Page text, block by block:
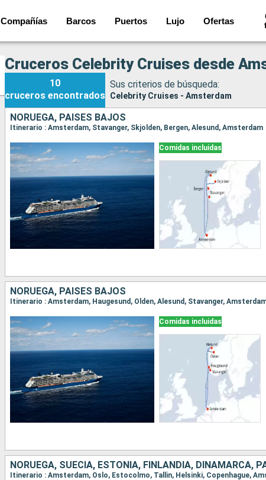
Compañías Barcos Puertos Lujo Ofertas
Cruceros Celebrity Cruises desde
10
cruceros encontrados
Sus criterios de búsqueda:
Celebrity Cruises - Amsterdam
NORUEGA, PAISES BAJOS
Itinerario : Amsterdam, Stavanger, Skjolden, Bergen, Alesund, Amsterdam
Comidas incluidas
NORUEGA, PAISES BAJOS
Itinerario : Amsterdam, Haugesund, Olden, Alesund, Stavanger,
Comidas incluidas
NORUEGA, SUECIA, ESTONIA, FINLANDIA, DINAMARCA,
Itinerario : Amsterdam, Oslo, Estocolmo, Tallin, Helsinki, Copenhague,